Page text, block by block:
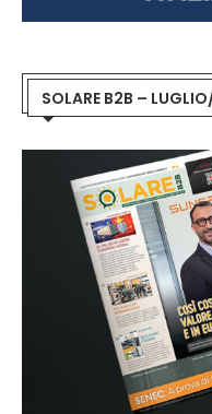
SOLARE B2B –